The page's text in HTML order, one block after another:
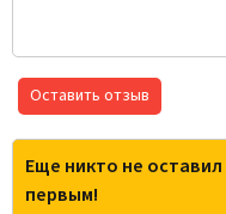
Оставить отзыв
Еще никто не
первым!